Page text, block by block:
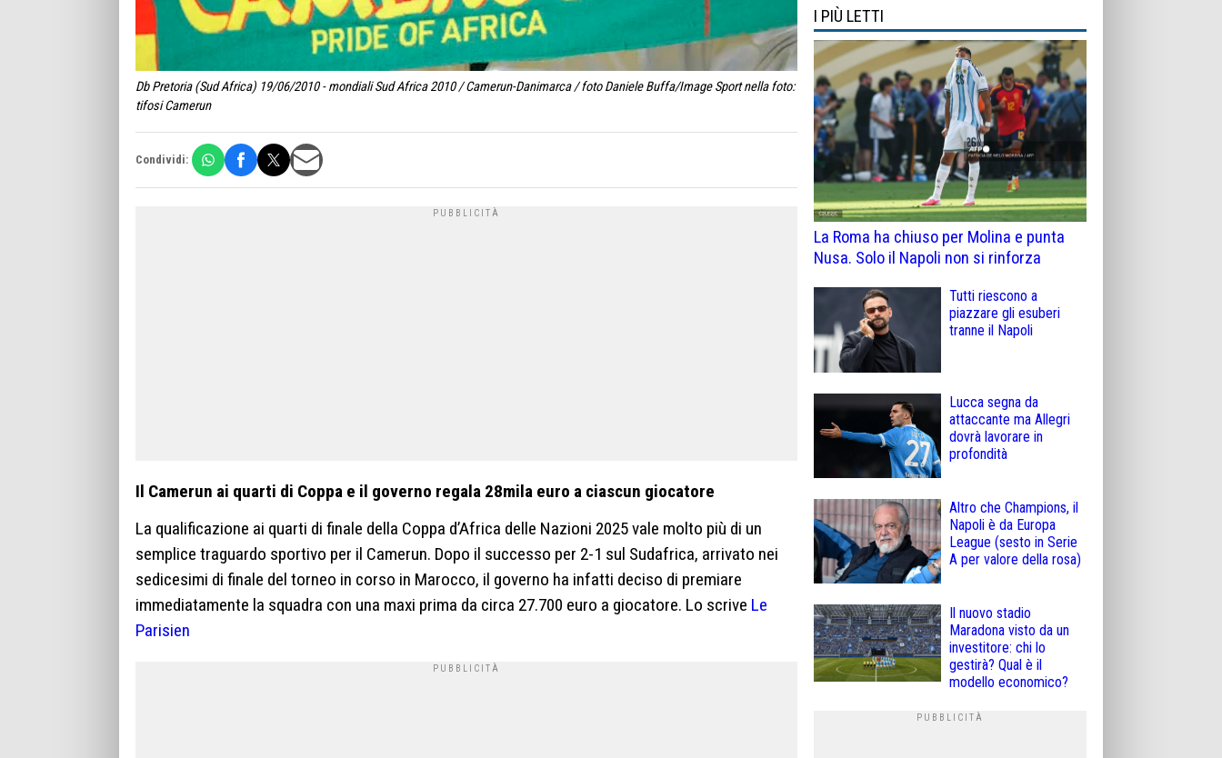
Db Pretoria (Sud Africa) 19/06/2010 - mondiali Sud Africa 2010 / Camerun-Danimarca / foto Daniele Buffa/Image Sport nella foto:
tifosi Camerun
Condividi:
Il Camerun ai quarti di Coppa e il governo regala 28mila euro a ciascun giocatore
La qualificazione ai quarti di finale della Coppa d’Africa delle Nazioni 2025 vale molto più di un
semplice traguardo sportivo per il Camerun. Dopo il successo per 2-1 sul Sudafrica, arrivato nei
sedicesimi di finale del torneo in corso in Marocco, il governo ha infatti deciso di premiare
immediatamente la squadra con una maxi prima da circa 27.700 euro a giocatore. Lo scrive Le
Parisien
I PIÙ LETTI
La Roma ha chiuso per Molina e punta
Nusa. Solo il Napoli non si rinforza
Tutti riescono a
piazzare gli esuberi
tranne il Napoli
Lucca segna da
attaccante ma Allegri
dovrà lavorare in
profondità
Altro che Champions, il
Napoli è da Europa
League (sesto in Serie
A per valore della rosa)
Il nuovo stadio
Maradona visto da un
investitore: chi lo
gestirà? Qual è il
modello economico?